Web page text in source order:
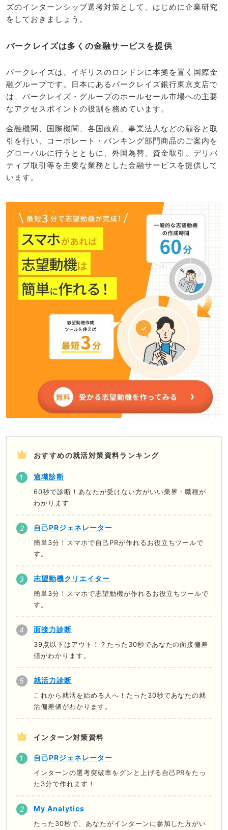
ズのインターンシップ選考対策として、はじめに企業研究
をしておきましょう。
バークレイズは多くの金融サービスを提供
バークレイズは、イギリスのロンドンに本拠を置く国際金
融グループです。日本にあるバークレイズ銀行東京支店で
は、バークレイズ・グループのホールセール市場への主要
なアクセスポイントの役割を務めています。
金融機関、国際機関、各国政府、事業法人などの顧客と取
引を行い、コーポレート・バンキング部門商品のご案内を
グローバルに行うとともに、外国為替、資金取引、デリバ
ティブ取引等を主要な業務とした金融サービスを提供して
います。
おすすめの就活対策資料ランキング
適職診断
60秒で診断！あなたが受けない方がいい業界・職種が
わかります
自己PRジェネレーター
簡単3分！スマホで自己PRが作れるお役立ちツールで
す。
志望動機クリエイター
簡単3分！スマホで志望動機が作れるお役立ちツールで
す。
面接力診断
39点以下はアウト！？たった30秒であなたの面接偏差
値がわかります。
就活力診断
これから就活を始める人へ！たった30秒であなたの就
活偏差値がわかります。
インターン対策資料
自己PRジェネレーター
インターンの選考突破率をグンと上げる自己PRをたっ
た3分で作れます！
My Analytics
たった30秒で、あなたがインターンに参加した方がい